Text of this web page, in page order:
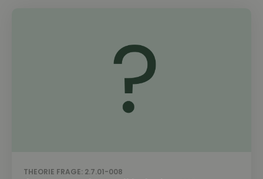
THEORIE FRAGE: 2.7.01-008